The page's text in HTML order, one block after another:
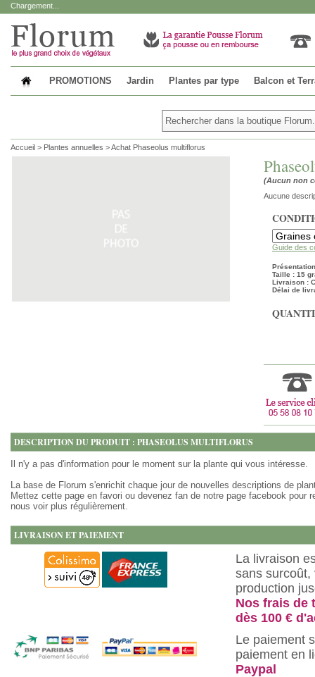
Chargement...
PROMOTIONS Jardin Plantes par type Balcon et
Accueil > Plantes annuelles >Achat Phaseolus multiflorus
(Aucun non
Aucune
Guide des
Taille : 15
Livraison :
Délai de
DESCRIPTION DU PRODUIT : PHASEOLUS MULTIFLORUS
Il n'y a pas d'information pour le moment sur la plante qui vous intéresse.
La base de Florum s'enrichit chaque jour de nouvelles descriptions de
Mettez cette page en favori ou devenez fan de notre page facebook pour
nous voir plus régulièrement.
LIVRAISON ET PAIEMENT
La livraison
sans surcoût,
production
Nos frais de
dès 100 €
Le paiement
paiement en
Paypal